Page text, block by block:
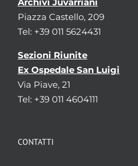
Piazza Castello, 209
Tel: +39 011 5624431
Sezioni Riunite
Ex Ospedale San Luigi
Via Piave, 21
Tel: +39 011 4604111
CONTATTI